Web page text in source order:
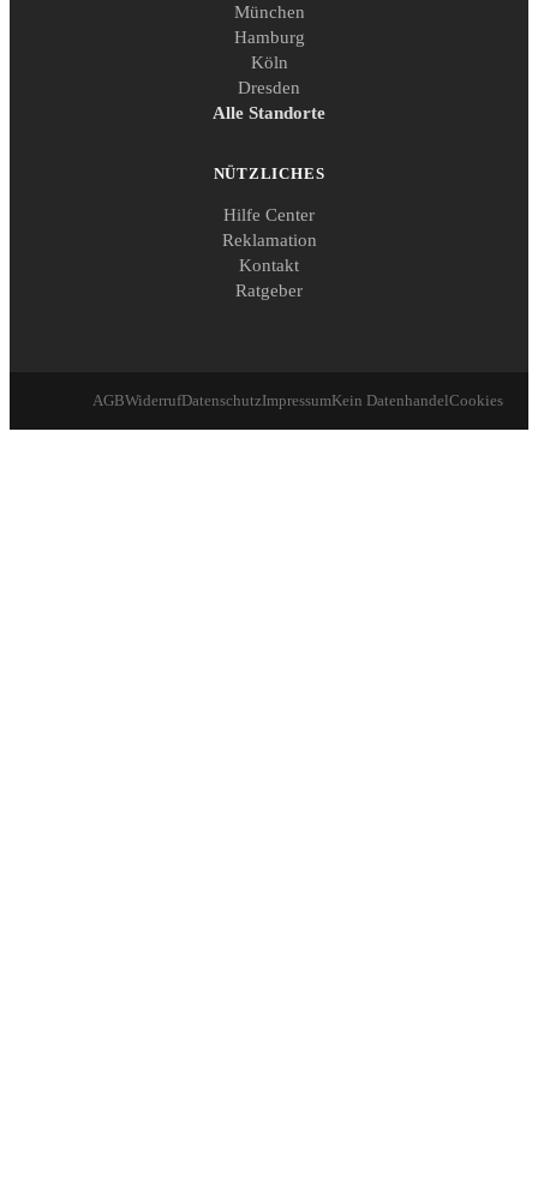
München
Hamburg
Köln
Dresden
Alle Standorte
NÜTZLICHES
Hilfe Center
Reklamation
Kontakt
Ratgeber
AGBWiderrufDatenschutzImpressumKein DatenhandelCookies